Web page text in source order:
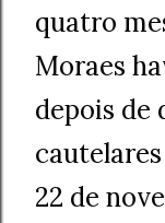
quatro
Moraes
depois de
22 de